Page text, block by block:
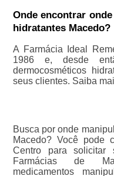
Onde encontrar
hidratantes Macedo?
A Farmácia Ideal
1986 e, desde
dermocosméticos
seus clientes. Saiba
Busca por onde
Macedo? Você pode
Centro para solicitar
Farmácias de
medicamentos